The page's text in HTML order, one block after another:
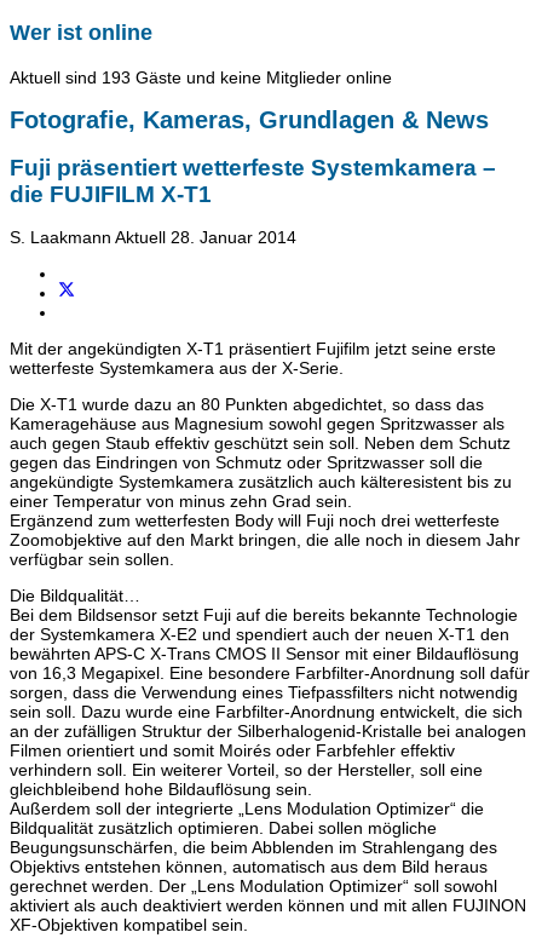
Wer ist online
Aktuell sind 193 Gäste und keine Mitglieder online
Fotografie, Kameras, Grundlagen & News
Fuji präsentiert wetterfeste Systemkamera –
die FUJIFILM X-T1
S. Laakmann Aktuell 28. Januar 2014
Mit der angekündigten X-T1 präsentiert Fujifilm jetzt seine erste
wetterfeste Systemkamera aus der X-Serie.
Die X-T1 wurde dazu an 80 Punkten abgedichtet, so dass das
Kameragehäuse aus Magnesium sowohl gegen Spritzwasser als
auch gegen Staub effektiv geschützt sein soll. Neben dem Schutz
gegen das Eindringen von Schmutz oder Spritzwasser soll die
angekündigte Systemkamera zusätzlich auch kälteresistent bis zu
einer Temperatur von minus zehn Grad sein.
Ergänzend zum wetterfesten Body will Fuji noch drei wetterfeste
Zoomobjektive auf den Markt bringen, die alle noch in diesem Jahr
verfügbar sein sollen.
Die Bildqualität…
Bei dem Bildsensor setzt Fuji auf die bereits bekannte Technologie
der Systemkamera X-E2 und spendiert auch der neuen X-T1 den
bewährten APS-C X-Trans CMOS II Sensor mit einer Bildauflösung
von 16,3 Megapixel. Eine besondere Farbfilter-Anordnung soll dafür
sorgen, dass die Verwendung eines Tiefpassfilters nicht notwendig
sein soll. Dazu wurde eine Farbfilter-Anordnung entwickelt, die sich
an der zufälligen Struktur der Silberhalogenid-Kristalle bei analogen
Filmen orientiert und somit Moirés oder Farbfehler effektiv
verhindern soll. Ein weiterer Vorteil, so der Hersteller, soll eine
gleichbleibend hohe Bildauflösung sein.
Außerdem soll der integrierte „Lens Modulation Optimizer“ die
Bildqualität zusätzlich optimieren. Dabei sollen mögliche
Beugungsunschärfen, die beim Abblenden im Strahlengang des
Objektivs entstehen können, automatisch aus dem Bild heraus
gerechnet werden. Der „Lens Modulation Optimizer“ soll sowohl
aktiviert als auch deaktiviert werden können und mit allen FUJINON
XF-Objektiven kompatibel sein.